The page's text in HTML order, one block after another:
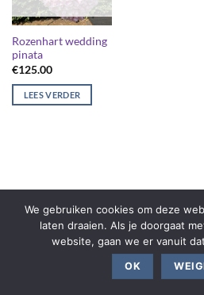
Rozenhart wedding
pinata
€125.00
LEES VERDER
We gebruiken cookies om deze
laten draaien. Als je doorgaat
website, gaan we er vanuit
OK